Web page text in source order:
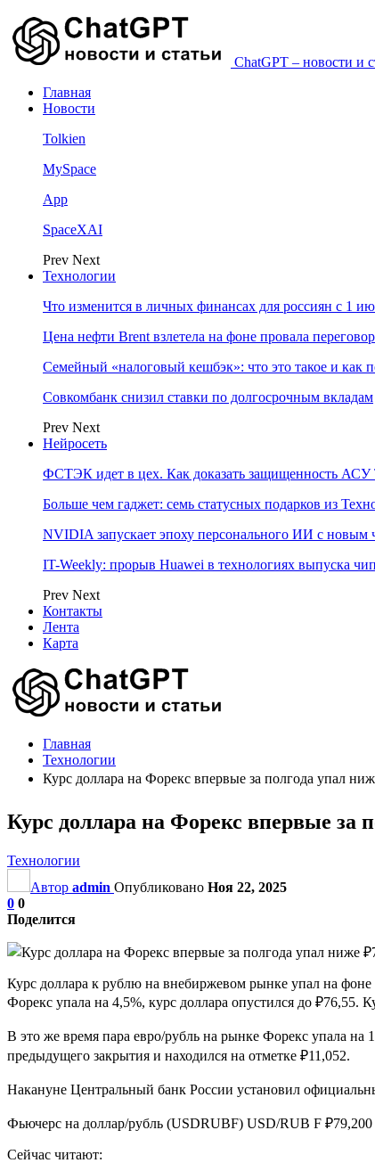
ChatGPT – новости и
Главная
Новости
Tolkien
MySpace
App
SpaceXAI
Prev Next
Технологии
Что изменится в личных финансах для россиян с 1
Цена нефти Brent взлетела на фоне провала
Семейный «налоговый кешбэк»: что это такое и как
Совкомбанк снизил ставки по долгосрочным вкладам
Prev Next
Нейросеть
ФСТЭК идет в цех. Как доказать защищенность АСУ
Больше чем гаджет: семь статусных подарков из
NVIDIA запускает эпоху персонального ИИ с новым
IT-Weekly: прорыв Huawei в технологиях выпуска
Prev Next
Контакты
Лента
Карта
Главная
Технологии
Курс доллара на Форекс впервые за полгода упал
Курс доллара на Форекс впервые за
Технологии
Автор admin Опубликовано Ноя 22, 2025
0 0
Поделится
Курс доллара к рублю на внебиржевом рынке упал на
Форекс упала на 4,5%, курс доллара опустился до ₽76,55.
В это же время пара евро/рубль на рынке Форекс упала
предыдущего закрытия и находился на отметке ₽11,052.
Накануне Центральный банк России установил
Фьючерс на доллар/рубль (USDRUBF) USD/RUB F
Сейчас читают: